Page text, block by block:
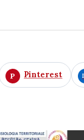
Pinterest